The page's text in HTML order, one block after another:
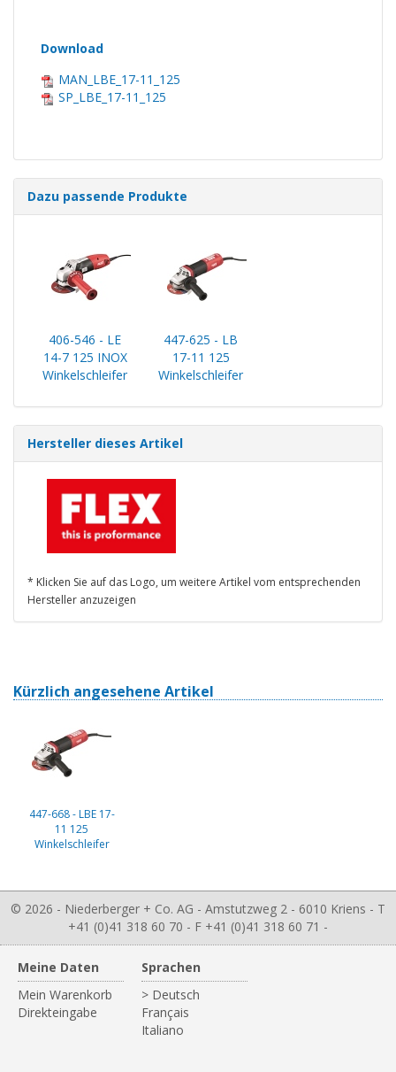
Download
MAN_LBE_17-11_125
SP_LBE_17-11_125
Dazu passende Produkte
406-546 - LE
14-7 125 INOX
Winkelschleifer
447-625 - LB
17-11 125
Winkelschleifer
Hersteller dieses Artikel
* Klicken Sie auf das Logo, um weitere Artikel vom entsprechenden
Hersteller anzuzeigen
Kürzlich angesehene Artikel
447-668 - LBE 17-
11 125
Winkelschleifer
© 2026 - Niederberger + Co. AG - Amstutzweg 2 - 6010 Kriens - T
+41 (0)41 318 60 70 - F +41 (0)41 318 60 71 -
Meine Daten
Mein Warenkorb
Direkteingabe
Sprachen
> Deutsch
Français
Italiano